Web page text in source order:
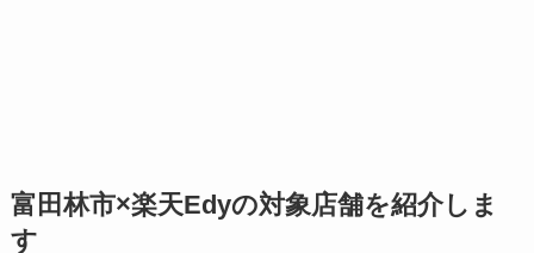
富田林市×楽天Edyの対象店舗を紹介しま
す